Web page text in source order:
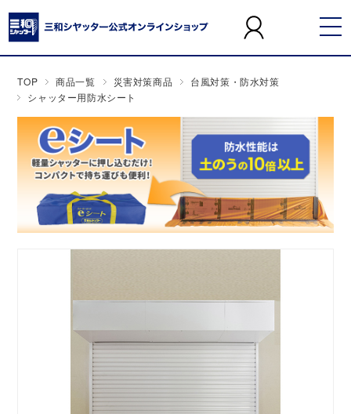
TOP 商品一覧 災害対策商品
台風対策・防水対策
シャッター用防水シート